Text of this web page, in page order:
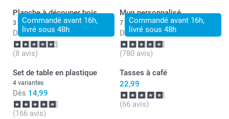
Commandé avant 16h,
livré sous 48h
Planche à découper bois
3 variantes
Dès 24,99
(8 avis)
Commandé avant 16h,
livré sous 48h
Mug personnalisé
7 variantes
Dès 11,99
(780 avis)
Set de table en plastique
4 variantes
Dès 14,99
(166 avis)
Tasses à café
22,99
(66 avis)